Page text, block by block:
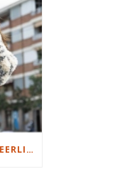
DAMESJAS BREIEN VAN HEERLIJK ZACHT GAREN